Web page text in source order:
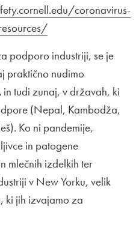
coronavirus-
podporo industriji, se je
praktično nudimo
tudi zunaj, v državah, ki
(Nepal, Kambodža,
Ko ni pandemije,
in patogene
mlečnih izdelkih ter
v New Yorku, velik
ki jih izvajamo za